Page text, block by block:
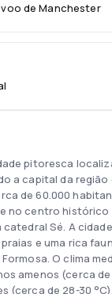
de Manchester
pitoresca
a capital da região
de 60.000
no centro histórico
catedral Sé. A
e uma rica
O clima
amenos (cerca de
(cerca de 28-30